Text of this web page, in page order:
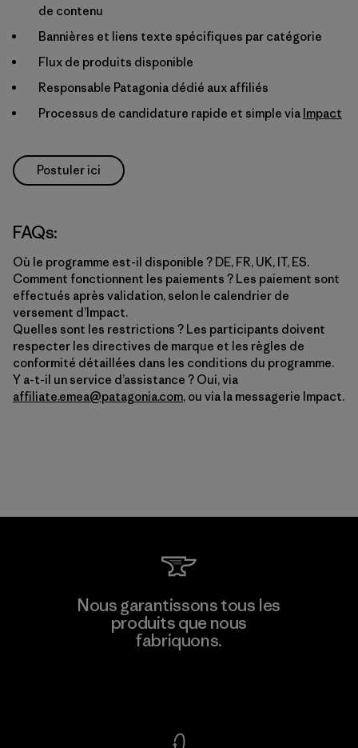
de contenu
Bannières et liens texte spécifiques par catégorie
Flux de produits disponible
Responsable Patagonia dédié aux affiliés
Processus de candidature rapide et simple via Impact
Postuler ici
FAQs:
Où le programme est-il disponible ? DE, FR, UK, IT, ES.
Comment fonctionnent les paiements ? Les paiement sont
effectués après validation, selon le calendrier de
versement d’Impact.
Quelles sont les restrictions ? Les participants doivent
respecter les directives de marque et les règles de
conformité détaillées dans les conditions du programme.
Y a-t-il un service d’assistance ? Oui, via
affiliate.emea@patagonia.com, ou via la messagerie Impact.
Nous garantissons tous les
produits que nous
fabriquons.